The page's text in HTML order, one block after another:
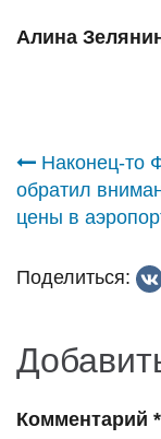
Алина
по
Наконец-то
обратил
цены в
Поделиться:
Комментарий *